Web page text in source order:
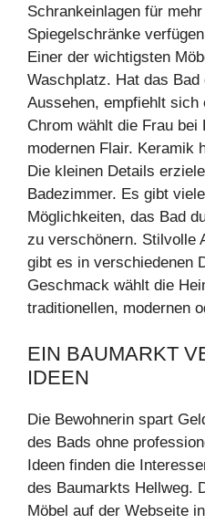
Schrankeinlagen für
Spiegelschränke
Einer der wichtigsten
Waschplatz. Hat das Bad
Aussehen, empfiehlt sich
Chrom wählt die Frau bei
modernen Flair. Keramik
Die kleinen Details
Badezimmer. Es gibt
Möglichkeiten, das Bad
zu verschönern. Stilvolle
gibt es in verschiedenen
Geschmack wählt die
traditionellen, modernen
EIN BAUMARKT
IDEEN
Die Bewohnerin spart
des Bads ohne
Ideen finden die
des Baumarkts Hellweg.
Möbel auf der Webseite